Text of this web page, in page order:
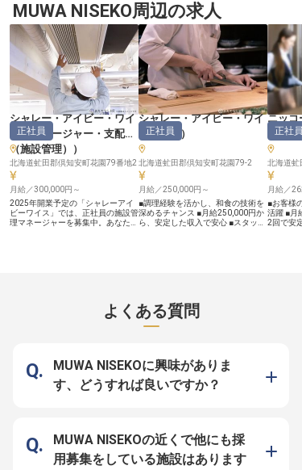
提供するお仕事です。 フロントオ
フィスアシスタントマネージャーと
して、お客様のチェックインからチ
ェックアウトまでをスムーズにサポ
ートし、忘れられない滞在を演出し
てください。 お客様一人ひとりに
寄り添い、細やかな気配りで感動を
届ける、やりがいのあるポジション
です。 あなたのホスピタリティ精
神を存分に発揮し、お客様の笑顔を
創造しませんか。 ーー【成長を支
える温かい職場環境】 私たちは、
働くスタッフが安心して長く活躍で
きる環境づくりに力を入れていま
す。 寮完備で、遠方からのご応募
も安心。 赴任旅費の支給（条件
有）もあり、新しいスタートをサポ
ートします。 年間休日114日以上、
各種休暇制度も充実しており、プラ
イベートも大切にしながら働けま
す。 経験豊富な方はもちろん、こ
れからキャリアアップを目指したい
方も歓迎。 スタッフ教育にも力を
入れ、あなたの成長を温かく見守
は日々心を込めておもてなしを提供
しています。 海が織りなす美しい
景色の中で、お客様一人ひとりに寄
り添い、細やかな気配りを大切にす
る。 そんな温かいサービスを通じ
て、お客様の笑顔を引き出すことが
私たちの喜びです。 和食会席や和
定食の提供を通じて、日本の伝統的
なおもてなしの心を深く学ぶことが
できます。 お客様の心に残る感動
を一緒に創り上げていきましょう。
ーー【安心の環境で、あなたのキャ
リアを育む】 当施設では、スタッ
フが安心して長く働ける環境を大切
にしています。 月2,000円から利用
できる寮を完備しており、新しい土
地での生活もスムーズにスタートで
きます。 社会保険完備はもちろ
ん、育児・介護休業制度や資格取得
補助制度も充実。 主任として、食
事処のサービス管理や社員教育を通
じて、マネジメントスキルを磨き、
キャリアアップを目指せる環境で
す。 年間休日110日でプライベート
くお迎え
でおも
宿泊部
など、あ
プを存
長できる
ーー【キ
をサポー
管理、
おもてな
できます
定した
回の賞与
の頑張り
保険完備
も充実し
る環境で
ベルの
なお客
※2026年
MUWA NISEKO周辺の求人
シャレー・アイビー・ワイ
ス（マネージャー・支配人
（施設管理）
）
正社員
北海道虻田郡倶知安町花園79番地2
月給／300,000円～
2025年開業予定の「シャレーアイ
ビーワイス」では、正社員の施設管
理マネージャーを募集中。あなたに
多めでプライベートも充実できます
よ。※この求人は2024年6月5日時
シャレー・アイビー・ワイ
ス（和食 ）
正社員
北海道虻田郡倶知安町花園79-2
月給／250,000円～
■調理経験を活かし、和食の技術を
深めるチャンス ■月給250,000円か
ら、安定した収入で安心 ■スタッフ
出すことで、お客様の旅の思い出を
彩るお手伝いをしています。 あな
たの培ってきた和食の技術と、おも
れるやりがいのある仕事です。 ー
ー【安心して長く働ける環境とキャ
リア支援】 スタッフの皆様が安心
して長く働けるよう、充実した福利
冬季にはスキーレンタル割引やリフ
トパス補助など、北海道ならではの
特典もございます。 年間休日も114
日以上と、プライベートも大切にし
ニッコ
正社員
月給／
■お客様
活躍 ■月
2回で安
見に満ちていま
の時間
育児休暇
よくある質問
MUWA NISEKOに興味がありま
す、どうすれば良いですか？
MUWA NISEKOの近くで他にも採
用募集をしている施設はあります